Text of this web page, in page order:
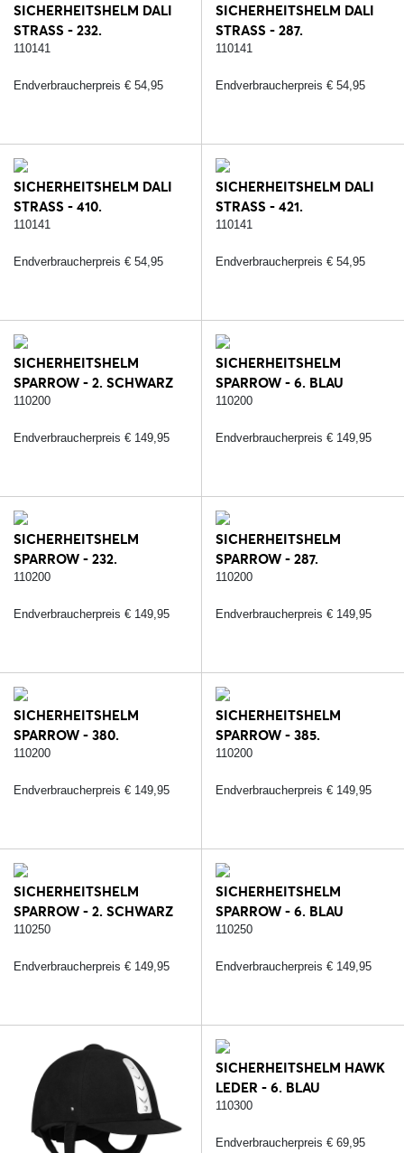
SICHERHEITSHELM DALI
STRASS - 232.
SCHWARZ/SILBER
110141
Endverbraucherpreis € 54,95
SICHERHEITSHELM DALI
STRASS - 287.
SCHWARZ/ROSE
110141
Endverbraucherpreis € 54,95
SICHERHEITSHELM DALI
STRASS - 410.
BRAUN/ROSE
110141
Endverbraucherpreis € 54,95
SICHERHEITSHELM DALI
STRASS - 421.
ROSA/SILVER
110141
Endverbraucherpreis € 54,95
SICHERHEITSHELM
SPARROW - 2. SCHWARZ
110200
Endverbraucherpreis € 149,95
SICHERHEITSHELM
SPARROW - 6. BLAU
110200
Endverbraucherpreis € 149,95
SICHERHEITSHELM
SPARROW - 232.
SCHWARZ/SILBER
110200
Endverbraucherpreis € 149,95
SICHERHEITSHELM
SPARROW - 287.
SCHWARZ/ROSE
110200
Endverbraucherpreis € 149,95
SICHERHEITSHELM
SPARROW - 380.
SCHWARZ/SILBER/CARBON
110200
Endverbraucherpreis € 149,95
SICHERHEITSHELM
SPARROW - 385.
STRASS/SCHWARZ/ROSE
110200
Endverbraucherpreis € 149,95
SICHERHEITSHELM
SPARROW - 2. SCHWARZ
110250
Endverbraucherpreis € 149,95
SICHERHEITSHELM
SPARROW - 6. BLAU
110250
Endverbraucherpreis € 149,95
SICHERHEITSHELM HAWK
LEDER - 6. BLAU
110300
Endverbraucherpreis € 69,95